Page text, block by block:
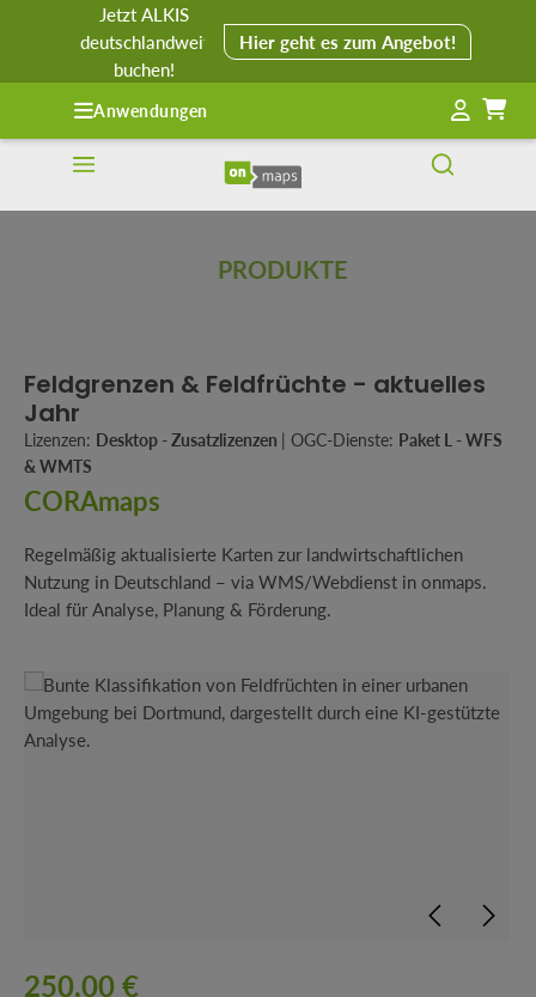
springen
Jetzt ALKIS
deutschlandweit
buchen!
Hier geht es zum Angebot!
Anwendungen
PRODUKTE
Feldgrenzen & Feldfrüchte - aktuelles
Jahr
Lizenzen: Desktop - Zusatzlizenzen | OGC-Dienste: Paket L - WFS
& WMTS
CORAmaps
Regelmäßig aktualisierte Karten zur landwirtschaftlichen
Nutzung in Deutschland – via WMS/Webdienst in onmaps.
Ideal für Analyse, Planung & Förderung.
Bildergalerie überspringen
250,00 €